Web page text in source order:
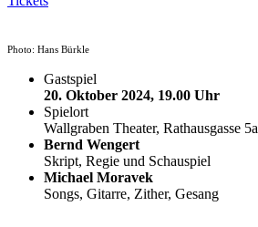
Photo: Hans Bürkle
Gastspiel
20. Oktober 2024, 19.00 Uhr
Spielort
Wallgraben Theater, Rathausgasse 5a
Bernd Wengert
Skript, Regie und Schauspiel
Michael Moravek
Songs, Gitarre, Zither, Gesang